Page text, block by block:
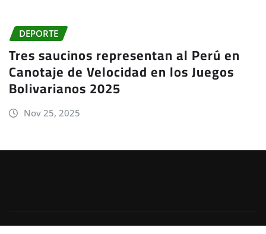
DEPORTE
Tres saucinos representan al Perú en
Canotaje de Velocidad en los Juegos
Bolivarianos 2025
Nov 25, 2025